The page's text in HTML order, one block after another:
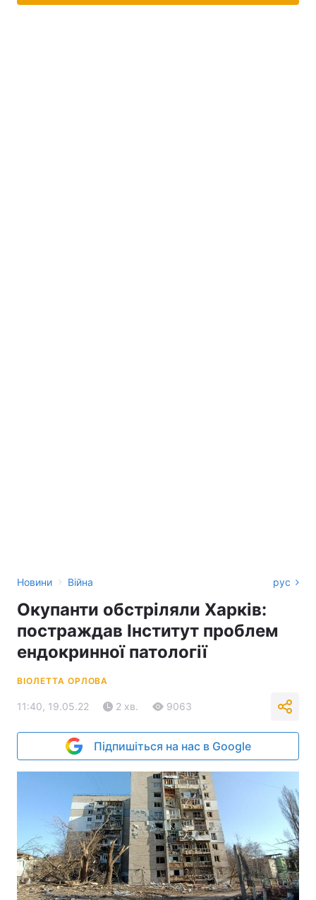
Новини › Війна рус
Окупанти обстріляли Харків:
постраждав Інститут проблем
ендокринної патології
ВІОЛЕТТА ОРЛОВА
11:40, 19.05.22 2 хв. 9063
Підпишіться на нас в Google